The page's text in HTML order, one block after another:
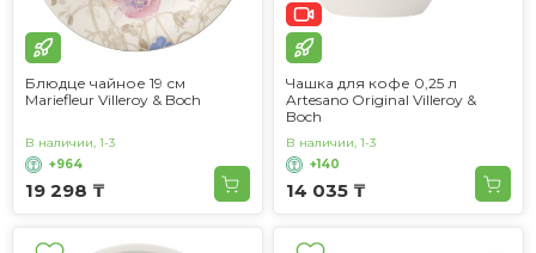
Блюдце чайное 19 см
Mariefleur Villeroy & Boch
19 298 ₸
В наличии, 1-3
+964
Чашка для кофе 0,25 л
Artesano Original Villeroy &
Boch
14 035 ₸
В наличии, 1-3
+140